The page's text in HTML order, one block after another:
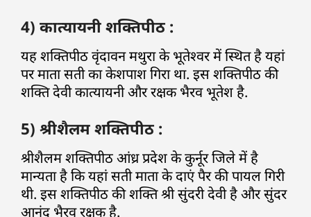
4) कात्यायनी शक्तिपीठ :
यह शक्तिपीठ वृंदावन मथुरा के भूतेश्वर में स्थित है यहां
पर माता सती का केशपाश गिरा था. इस शक्तिपीठ की
शक्ति देवी कात्यायनी और रक्षक भैरव भूतेश है.
5) श्रीशैलम शक्तिपीठ :
श्रीशैलम शक्तिपीठ आंध्र प्रदेश के कुर्नूर जिले में है
मान्यता है कि यहां सती माता के दाएं पैर की पायल गिरी
थी. इस शक्तिपीठ की शक्ति श्री सुंदरी देवी है और सुंदर
आनंद भैरव रक्षक है.